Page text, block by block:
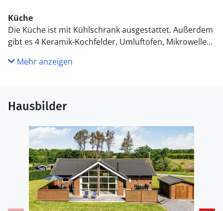
Küche
Die Küche ist mit Kühlschrank ausgestattet. Außerdem
gibt es 4 Keramik-Kochfelder, Umluftofen, Mikrowelle
davon 1 Gästetoilette. Fußbodenheizung in 1
Badezimmer.
Draußen
Die Ferienunterkunft liegt auf einem 1363 m² großen
Gartengrundstück. Die Entfernung zum Meer beträgt
700 m. Die nächste Einkaufsmöglichkeit liegt 3000 m
entfernt. Es steht ein offenes Terrassenareal zur
Verfügung. Es steht ein Grill zur Verfügung. Es ist ein
Ladestecker für Elektroautos installiert. Parkplatz auf
Mehr anzeigen
Hausbilder